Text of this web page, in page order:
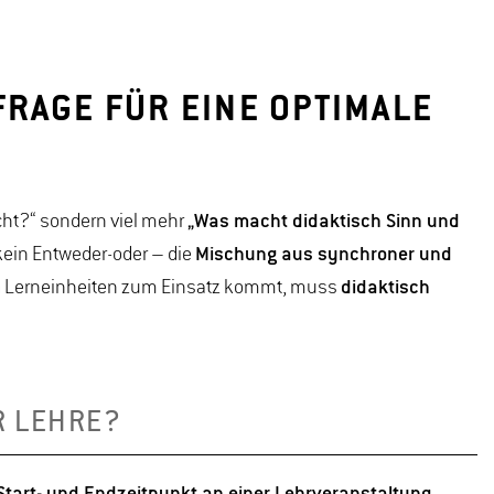
FÜR EINE OPTIMALE
sondern viel mehr„Was macht didaktisch Sinn und
Entweder-oder – die Mischung aus synchroner und
zum Einsatz kommt, muss didaktisch
LEHRE?